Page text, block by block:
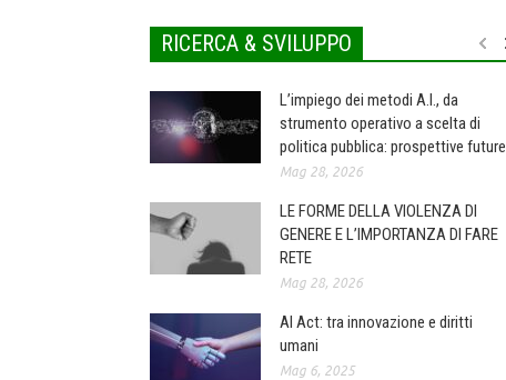
RICERCA & SVILUPPO
L’impiego dei metodi A.I., da
strumento operativo a scelta di
politica pubblica: prospettive future
Mag 28, 2026
LE FORME DELLA VIOLENZA DI
GENERE E L’IMPORTANZA DI FARE
RETE
Mag 28, 2026
AI Act: tra innovazione e diritti
umani
Mag 6, 2025